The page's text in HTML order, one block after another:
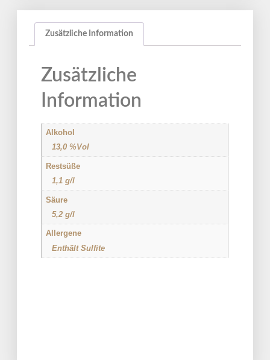
Zusätzliche Information
Zusätzliche
Information
Alkohol
13,0 %Vol
Restsüße
1,1 g/l
Säure
5,2 g/l
Allergene
Enthält Sulfite